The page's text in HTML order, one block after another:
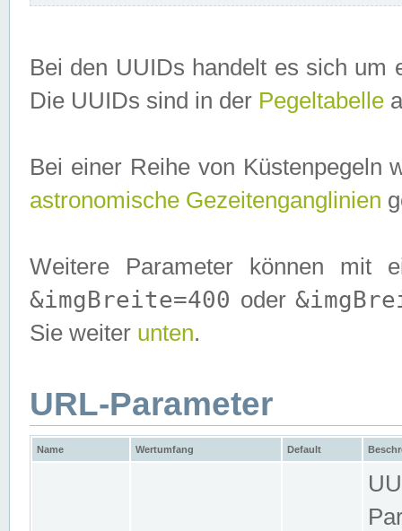
Bei den UUIDs handelt es sich um
Die UUIDs sind in der Pegeltabelle
Bei einer Reihe von Küstenpegeln
astronomische Gezeitenganglinien
Weitere Parameter können mit
&imgBreite=400 oder
Sie weiter unten.
URL-Parameter
Name Wertumfang Default